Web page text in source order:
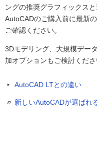
ングの推奨グラフィックス
AutoCADのご購入前に最新
ご確認ください。
3Dモデリング、大規模デー
加オプションもご検討くださ
AutoCAD LTとの違い
新しいAutoCADが選ばれ